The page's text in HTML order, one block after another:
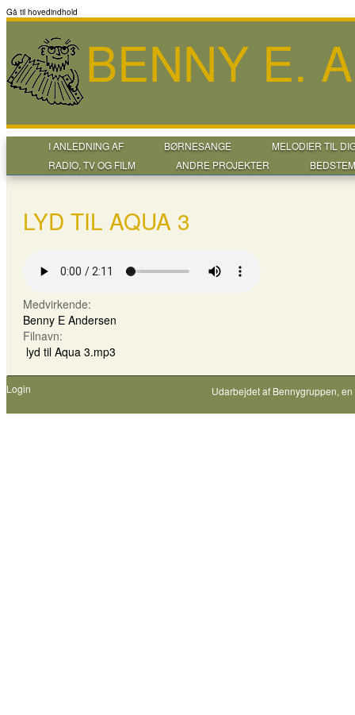
Gå til hovedindhold
BENNY E.
I ANLEDNING AF BØRNESANGE
MELODIER TIL
RADIO, TV OG FILM
ANDRE PROJEKTER
LYD TIL AQUA 3
Medvirkende:
Benny E Andersen
Filnavn:
lyd til Aqua 3.mp3
Login Udarbejdet af Bennygruppen,